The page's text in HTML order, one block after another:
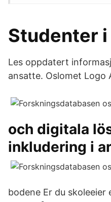
Studenter
Les oppdatert
ansatte. Oslomet Logo
och digitala
inkludering i
bodene Er du skoleeier